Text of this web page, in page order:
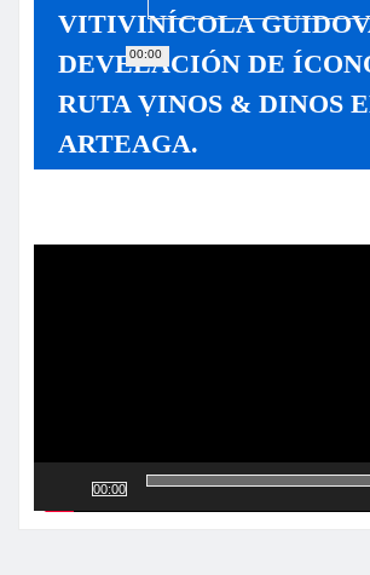
00:00
VITIVINÍCOLA
DEVELACIÓN DE
RUTA VINOS & DINOS
ARTEAGA.
00:00